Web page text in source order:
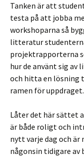
Tanken är att
testa på att jobba
workshoparna så
litteratur
projektrapporterna
hur de använt sig
och hitta en lösning
ramen för uppdraget.
Låter det här sättet
är både roligt och
nytt varje dag och är
någonsin tidigare av